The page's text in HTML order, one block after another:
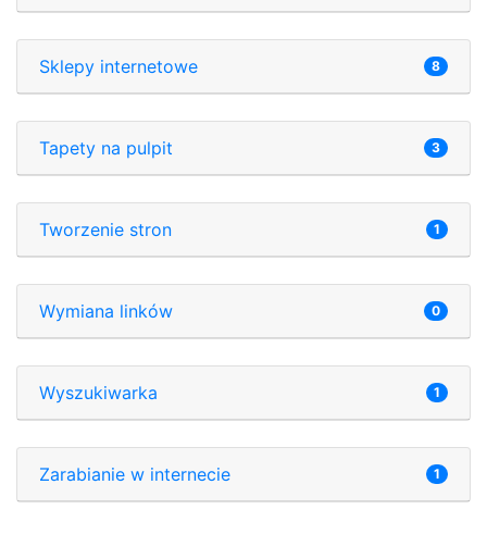
Sklepy internetowe 8
Tapety na pulpit 3
Tworzenie stron 1
Wymiana linków 0
Wyszukiwarka 1
Zarabianie w internecie 1